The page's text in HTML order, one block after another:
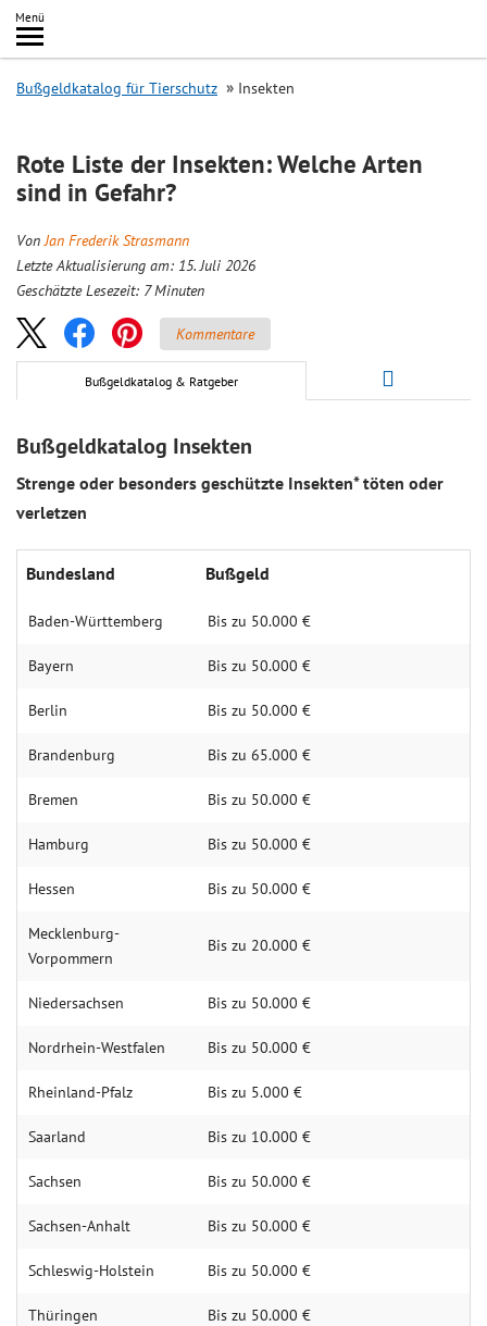
Inhalt
springen
Menü
Search
Bußgeldkatalog für Tierschutz Insekten
Rote Liste der Insekten: Welche Arten
sind in Gefahr?
VonJan Frederik Strasmann
Letzte Aktualisierung am: 15. Juli 2026
Geschätzte Lesezeit: 7 Minuten
Kommentare
Bußgeldkatalog & Ratgeber
Bußgeldkatalog Insekten
Strenge oder besonders geschützte Insekten* töten oder
verletzen
Bundesland Bußgeld
Baden-Württemberg Bis zu 50.000 €
Bayern Bis zu 50.000 €
Berlin Bis zu 50.000 €
Brandenburg Bis zu 65.000 €
Bremen Bis zu 50.000 €
Hamburg Bis zu 50.000 €
Hessen Bis zu 50.000 €
Mecklenburg-
Vorpommern
Bis zu 20.000 €
Niedersachsen Bis zu 50.000 €
Nordrhein-Westfalen Bis zu 50.000 €
Rheinland-Pfalz Bis zu 5.000 €
Saarland Bis zu 10.000 €
Sachsen Bis zu 50.000 €
Sachsen-Anhalt Bis zu 50.000 €
Schleswig-Holstein Bis zu 50.000 €
Thüringen Bis zu 50.000 €